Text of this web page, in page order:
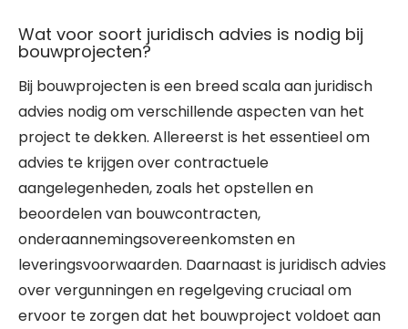
Wat voor soort juridisch advies is nodig bij
bouwprojecten?
Bij bouwprojecten is een breed scala aan juridisch
advies nodig om verschillende aspecten van het
project te dekken. Allereerst is het essentieel om
advies te krijgen over contractuele
aangelegenheden, zoals het opstellen en
beoordelen van bouwcontracten,
onderaannemingsovereenkomsten en
leveringsvoorwaarden. Daarnaast is juridisch advies
over vergunningen en regelgeving cruciaal om
ervoor te zorgen dat het bouwproject voldoet aan